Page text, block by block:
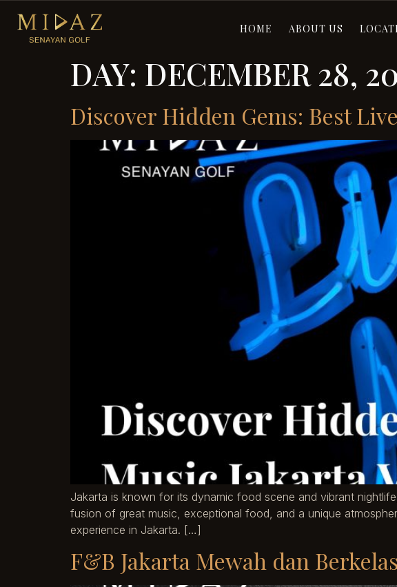
HOME ABOUT US
DAY: DECEMBER 28,
Discover Hidden Gems: Best
Jakarta is known for its dynamic food scene and vibrant
fusion of great music, exceptional food, and a unique
experience in Jakarta. […]
F&B Jakarta Mewah dan